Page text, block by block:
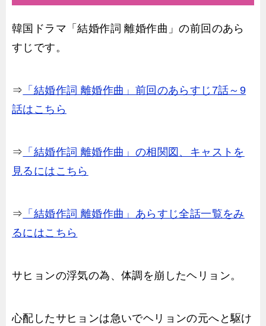
韓国ドラマ「結婚作詞 離婚作曲」の前回のあら
すじです。
⇒ 「結婚作詞 離婚作曲」前回のあらすじ7話～9
話はこちら
⇒ 「結婚作詞 離婚作曲」の相関図、キャストを
見るにはこちら
⇒ 「結婚作詞 離婚作曲」あらすじ全話一覧をみ
るにはこちら
サヒョンの浮気の為、体調を崩したヘリョン。
心配したサヒョンは急いでヘリョンの元へと駆け